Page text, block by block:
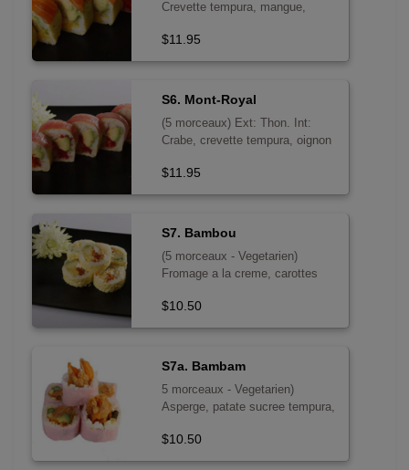
Crevette tempura, mangue,
$11.95
S6. Mont-Royal
(5 morceaux) Ext: Thon. Int:
Crabe, crevette tempura, oignon
$11.95
S7. Bambou
(5 morceaux - Vegetarien)
Fromage a la creme, carottes
- sans poisson cru
$10.50
S7a. Bambam
5 morceaux - Vegetarien)
Asperge, patate sucree tempura,
sans poisson cru
$10.50